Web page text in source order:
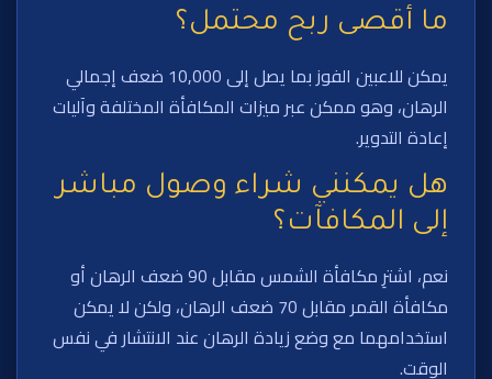
ما أقصى ربح محتمل؟
يمكن للاعبين الفوز بما يصل إلى 10,000 ضعف إجمالي
الرهان، وهو ممكن عبر ميزات المكافأة المختلفة وآليات
إعادة التدوير.
هل يمكنني شراء وصول مباشر
إلى المكافآت؟
نعم، اشترِ مكافأة الشمس مقابل 90 ضعف الرهان أو
مكافأة القمر مقابل 70 ضعف الرهان، ولكن لا يمكن
استخدامهما مع وضع زيادة الرهان عند الانتشار في نفس
الوقت.